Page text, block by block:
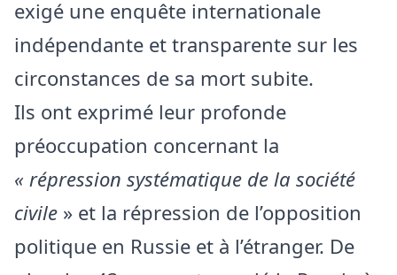
exigé une enquête internationale
indépendante et transparente sur les
circonstances de sa mort subite.
Ils ont exprimé leur profonde
préoccupation concernant la
« répression systématique de la société
civile » et la répression de l’opposition
politique en Russie et à l’étranger. De